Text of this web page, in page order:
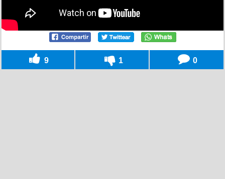
9 1 0